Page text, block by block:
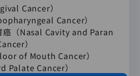
Cancer）
Cancer）
癌（Nasal Cavity and Paran
）
of Mouth Cancer）
Palate Cancer）